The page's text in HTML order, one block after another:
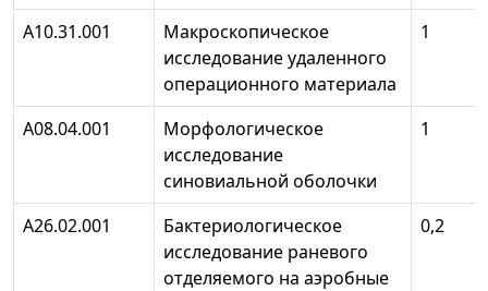
А10.31.001
Макроскопическое
исследование удаленного
операционного материала
1
А08.04.001
Морфологическое
исследование
синовиальной оболочки
1
А26.02.001
Бактериологическое
исследование раневого
отделяемого на аэробные
0,2